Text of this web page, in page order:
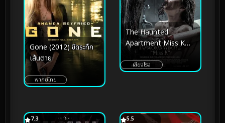
Gone (2012) ขีดระทึก
เส้นตาย
พากย์ไทย
The Haunted
Apartment Miss K
(2024) ผีนรก 610
เสียงโรง
7.3 5.5